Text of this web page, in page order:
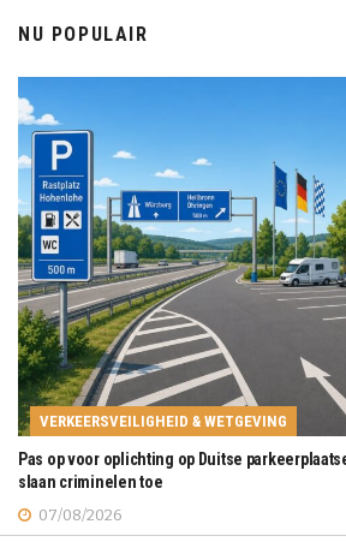
NU POPULAIR
VERKEERSVEILIGHEID & WETGEVING
Pas op voor oplichting op Duitse
slaan criminelen toe
07/08/2026